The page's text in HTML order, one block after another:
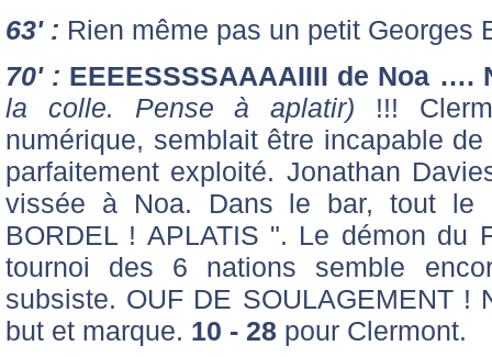
63' : Rien même pas un petit Georges
70' : EEEESSSSAAAAIIII de Noa ….
la colle. Pense à aplatir) !!!
numérique, semblait être incapable
parfaitement exploité. Jonathan
vissée à Noa. Dans le bar, tout le
BORDEL ! APLATIS ". Le démon du
tournoi des 6 nations semble
subsiste. OUF DE SOULAGEMENT !
but et marque. 10 - 28 pour Clermont.